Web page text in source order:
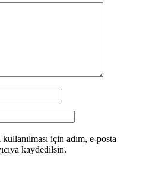
için adım, e-posta
kaydedilsin.